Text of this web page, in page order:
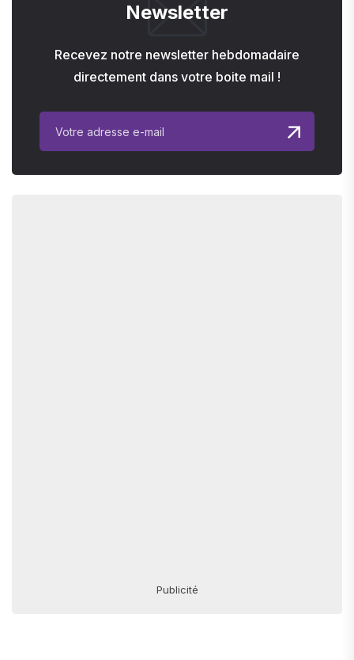
Newsletter
Recevez notre newsletter hebdomadaire
directement dans votre boite mail !
Publicité